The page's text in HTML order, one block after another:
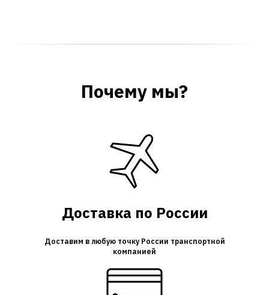
Почему мы?
Доставка по России
Доставим в любую точку России транспортной
компанией